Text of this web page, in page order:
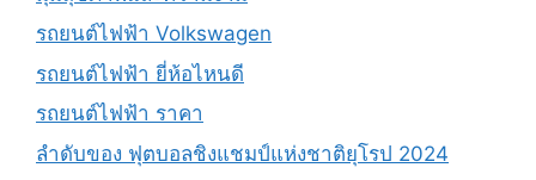
รถยนต์ไฟฟ้า Volkswagen
รถยนต์ไฟฟ้า ยี่ห้อไหนดี
รถยนต์ไฟฟ้า ราคา
ลำดับของ ฟุตบอลชิงแชมป์แห่งชาติยุโรป 2024